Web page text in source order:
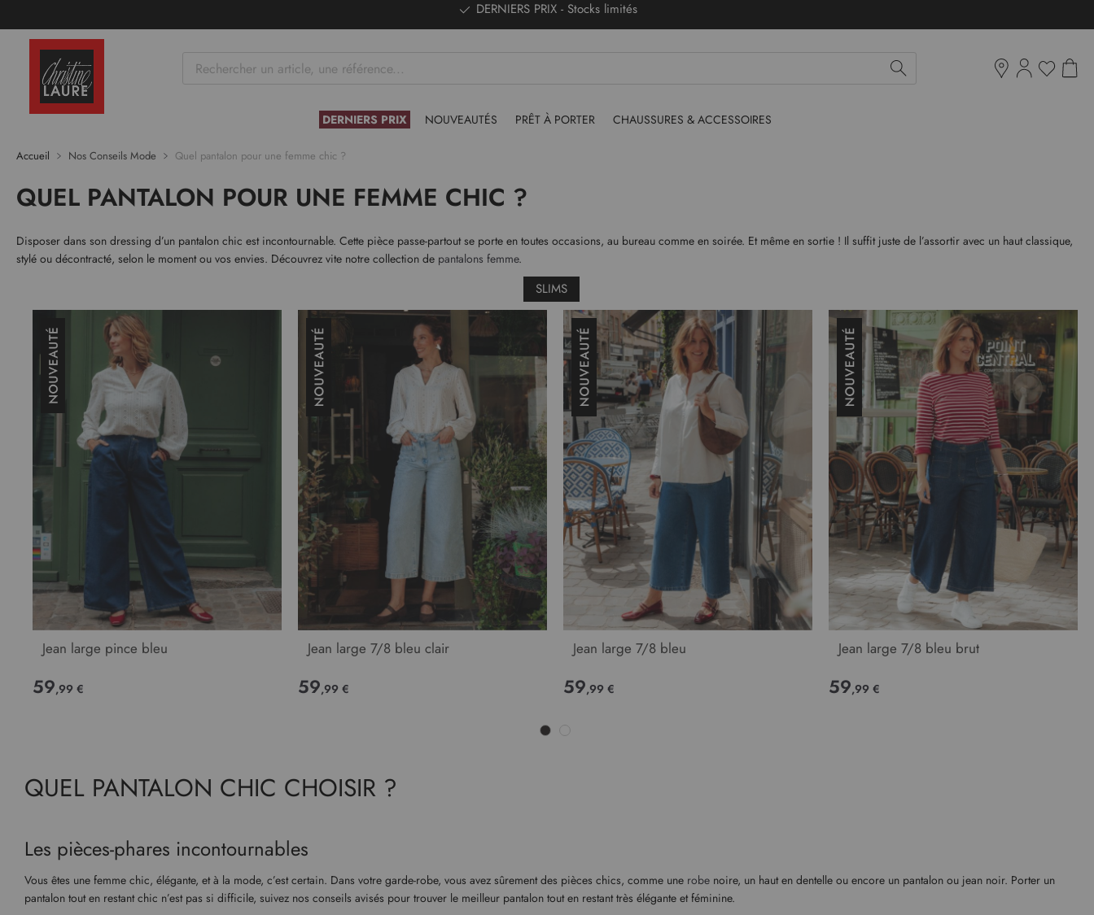
DERNIERS PRIX - Stocks limités
DERNIERS PRIX NOUVEAUTÉS PRÊT À PORTER CHAUSSURES & ACCESSOIRES
Accueil Nos Conseils Mode Quel pantalon pour une femme chic ?
QUEL PANTALON POUR UNE FEMME CHIC ?
Disposer dans son dressing d’un pantalon chic est incontournable. Cette pièce passe-partout se porte en toutes occasions, au bureau comme en soirée. Et même en sortie ! Il suffit juste de l’assortir avec un haut classique,
stylé ou décontracté, selon le moment ou vos envies. Découvrez vite notre collection de pantalons femme.
SLIMS
Jean large pince bleu
59,99 €
Jean large 7/8 bleu clair
59,99 €
Jean large 7/8 bleu
59,99 €
Jean large 7/8 bleu brut
59,99 €
QUEL PANTALON CHIC CHOISIR ?
Les pièces-phares incontournables
Vous êtes une femme chic, élégante, et à la mode, c’est certain. Dans votre garde-robe, vous avez sûrement des pièces chics, comme une robe noire, un haut en dentelle ou encore un pantalon ou jean noir. Porter un
pantalon tout en restant chic n’est pas si difficile, suivez nos conseils avisés pour trouver le meilleur pantalon tout en restant très élégante et féminine.